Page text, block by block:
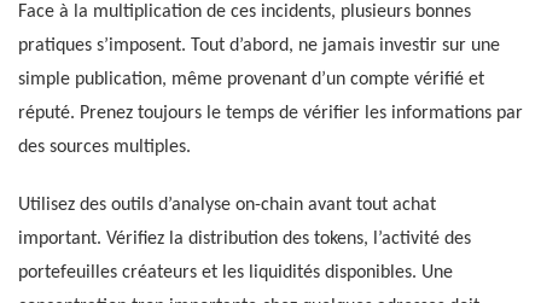
Face à la multiplication de ces incidents, plusieurs bonnes
pratiques s’imposent. Tout d’abord, ne jamais investir sur une
simple publication, même provenant d’un compte vérifié et
réputé. Prenez toujours le temps de vérifier les informations par
des sources multiples.
Utilisez des outils d’analyse on-chain avant tout achat
important. Vérifiez la distribution des tokens, l’activité des
portefeuilles créateurs et les liquidités disponibles. Une